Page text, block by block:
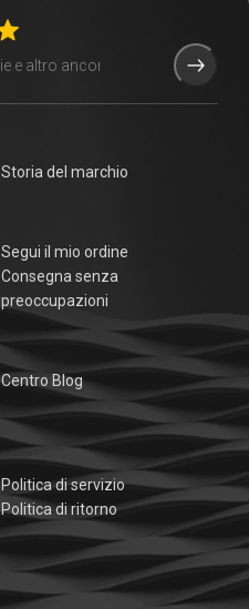
Storia del marchio
Segui il mio ordine
Consegna senza
preoccupazioni
Centro Blog
Politica di servizio
Politica di ritorno